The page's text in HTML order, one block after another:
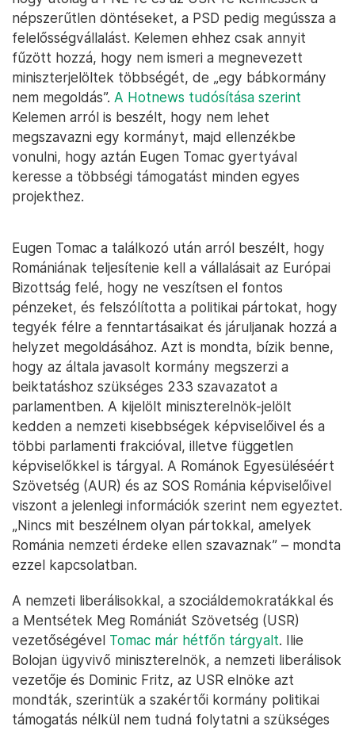
népszerűtlen döntéseket, a PSD pedig megússza a
felelősségvállalást. Kelemen ehhez csak annyit
fűzött hozzá, hogy nem ismeri a megnevezett
miniszterjelöltek többségét, de „egy bábkormány
nem megoldás”. A Hotnews tudósítása szerint
Kelemen arról is beszélt, hogy nem lehet
megszavazni egy kormányt, majd ellenzékbe
vonulni, hogy aztán Eugen Tomac gyertyával
keresse a többségi támogatást minden egyes
projekthez.
Eugen Tomac a találkozó után arról beszélt, hogy
Romániának teljesítenie kell a vállalásait az Európai
Bizottság felé, hogy ne veszítsen el fontos
pénzeket, és felszólította a politikai pártokat, hogy
tegyék félre a fenntartásaikat és járuljanak hozzá a
helyzet megoldásához. Azt is mondta, bízik benne,
hogy az általa javasolt kormány megszerzi a
beiktatáshoz szükséges 233 szavazatot a
parlamentben. A kijelölt miniszterelnök-jelölt
kedden a nemzeti kisebbségek képviselőivel és a
többi parlamenti frakcióval, illetve független
képviselőkkel is tárgyal. A Románok Egyesüléséért
Szövetség (AUR) és az SOS Románia képviselőivel
viszont a jelenlegi információk szerint nem egyeztet.
„Nincs mit beszélnem olyan pártokkal, amelyek
Románia nemzeti érdeke ellen szavaznak” – mondta
ezzel kapcsolatban.
A nemzeti liberálisokkal, a szociáldemokratákkal és
a Mentsétek Meg Romániát Szövetség (USR)
vezetőségével Tomac már hétfőn tárgyalt. Ilie
Bolojan ügyvivő miniszterelnök, a nemzeti liberálisok
vezetője és Dominic Fritz, az USR elnöke azt
mondták, szerintük a szakértői kormány politikai
támogatás nélkül nem tudná folytatni a szükséges